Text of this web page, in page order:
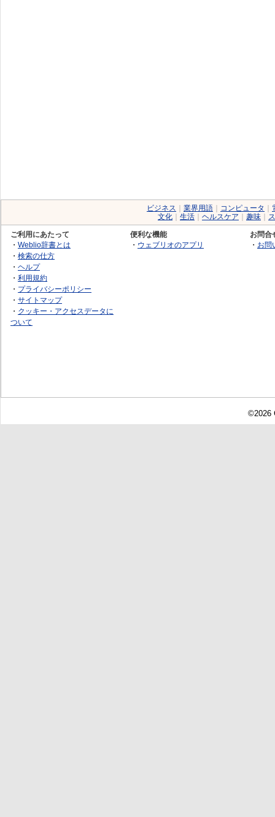
ビジネス 業界用語 コンピュータ
文化
生活 ヘルスケア 趣味
ご利用にあたって
・ Weblio辞書とは
・ 検索の仕方
・ ヘルプ
・ 利用規約
・ プライバシーポリシー
・ サイトマップ
・ クッキー・アクセスデータに
ついて
便利な機能
・ ウェブリオのアプリ
お問合
・ お問
©2026